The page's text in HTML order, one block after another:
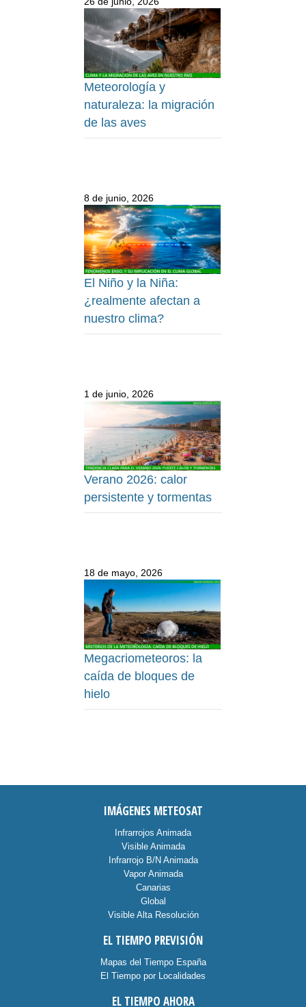
Meteorología y
naturaleza: la migración
de las aves
8 de junio, 2026
El Niño y la Niña:
¿realmente afectan a
nuestro clima?
1 de junio, 2026
Verano 2026: calor
persistente y tormentas
18 de mayo, 2026
Megacriometeoros: la
caída de bloques de
hielo
IMÁGENES METEOSAT
Infrarrojos Animada
Visible Animada
Infrarrojo B/N Animada
Vapor Animada
Canarias
Global
Visible Alta Resolución
EL TIEMPO PREVISIÓN
Mapas del Tiempo España
El Tiempo por Localidades
EL TIEMPO AHORA